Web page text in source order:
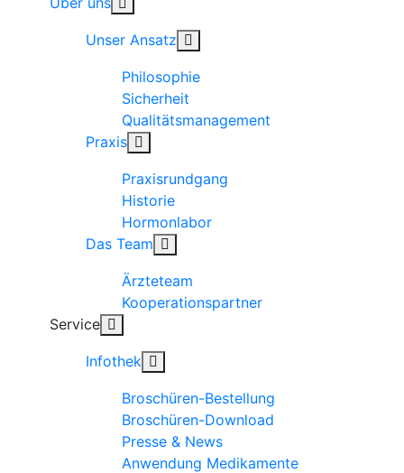
Unser Ansatz
Philosophie
Sicherheit
Qualitätsmanagement
Praxis
Praxisrundgang
Historie
Hormonlabor
Das Team
Ärzteteam
Kooperationspartner
Service
Infothek
Broschüren-Bestellung
Broschüren-Download
Presse & News
Anwendung Medikamente